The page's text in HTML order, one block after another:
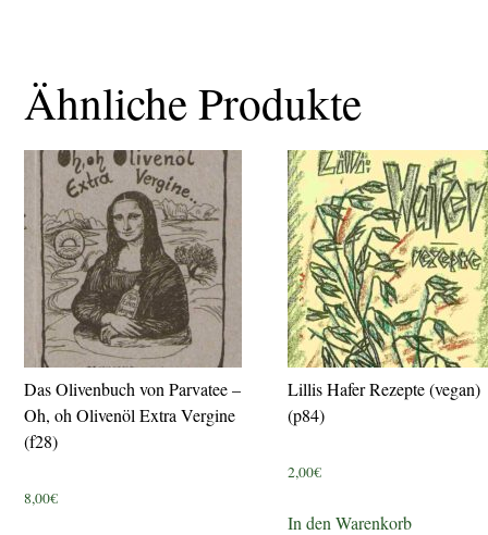
Ähnliche Produkte
Das Olivenbuch von Parvatee –
Oh, oh Olivenöl Extra Vergine
(f28)
8,00€
Lillis Hafer Rezepte (vegan)
(p84)
2,00€
In den Warenkorb